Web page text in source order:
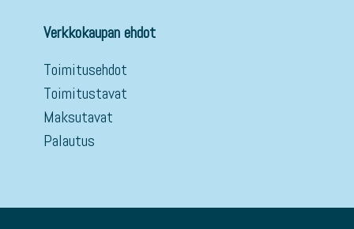
Verkkokaupan ehdot
Toimitusehdot
Toimitustavat
Maksutavat
Palautus